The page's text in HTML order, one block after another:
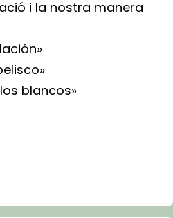
i la nostra manera
blancos»
Barcelona